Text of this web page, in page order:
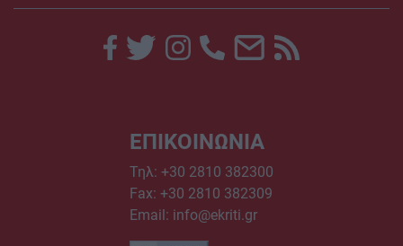
ΕΠΙΚΟΙΝΩΝΙΑ
Τηλ: +30 2810 382300
Fax: +30 2810 382309
Email: info@ekriti.gr